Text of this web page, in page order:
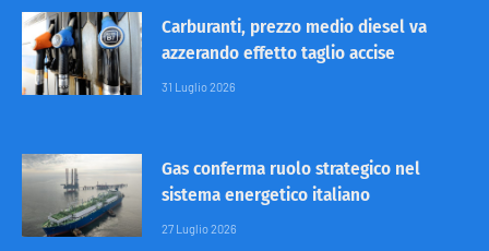
Carburanti, prezzo medio diesel va
azzerando effetto taglio accise
31 Luglio 2026
Gas conferma ruolo strategico nel
sistema energetico italiano
27 Luglio 2026